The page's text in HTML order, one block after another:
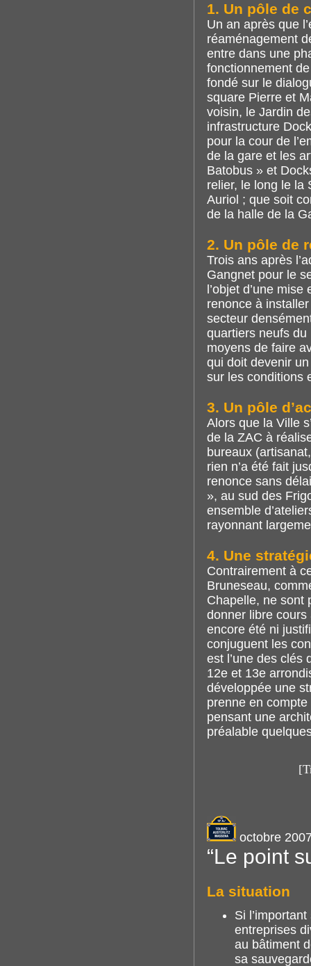
1. Un pôle de
Un an après que
réaménagement
entre dans une
fonctionnement
fondé sur le
square Pierre et
voisin, le Jardin
infrastructure
pour la cour de
de la gare et les
Batobus » et
relier, le long le la
Auriol ; que soit
de la halle de la
2. Un pôle de
Trois ans après
Gangnet pour le
l’objet d’une
renonce à
secteur
quartiers neufs du
moyens de faire
qui doit devenir
sur les conditions
3. Un pôle
Alors que la Ville
de la ZAC à
bureaux
rien n’a été fait
renonce sans
», au sud des
ensemble
rayonnant
4. Une
Contrairement à
Bruneseau,
Chapelle, ne sont
donner libre cours
encore été ni
conjuguent les
est l’une des clés
12e et 13e
développée une
prenne en
pensant une
préalable
octobre
“Le point
La situation
Si
entreprises
au bâtiment
sa